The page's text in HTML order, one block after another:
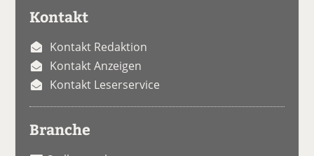
Kontakt
Kontakt Redaktion
Kontakt Anzeigen
Kontakt Leserservice
Branche